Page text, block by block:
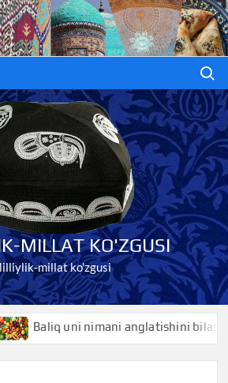
MILLAT KO'ZGUSI
millat ko'zgusi
Baliq uni nimani anglatishini bilasizmi